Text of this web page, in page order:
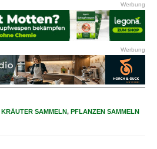
Werbung
Werbung
KRÄUTER SAMMELN, PFLANZEN SAMMELN